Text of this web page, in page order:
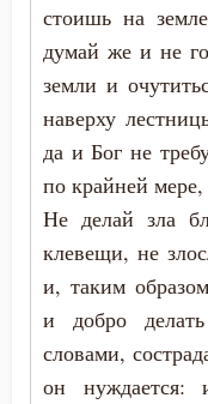
Молитва
Молчание
Монастырь
Мысли
Намерение
Нерадение
Обида
стоишь на
думай же и не
земли и
наверху
да и Бог не
по крайней
Не делай зла
клевещи, не
и, таким
и добро
словами,
он нуждается: